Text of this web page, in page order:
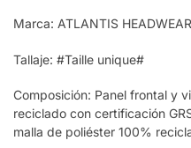
Marca: ATLANTIS HEADWEAR
Tallaje: #Taille unique#
Composición: Panel frontal y
reciclado con certificación
malla de poliéster 100%